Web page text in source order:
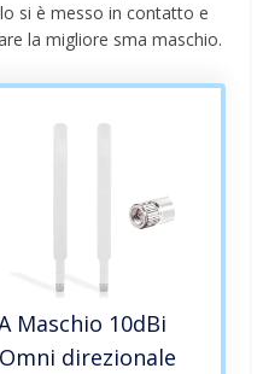
si è messo in contatto e
la migliore sma maschio.
Maschio 10dBi
direzionale